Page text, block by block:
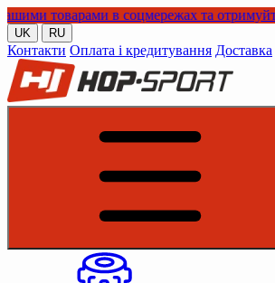
в соцмережах та отримуйте кешбек!
UK RU
Контакти Оплата і кредитування Доставка